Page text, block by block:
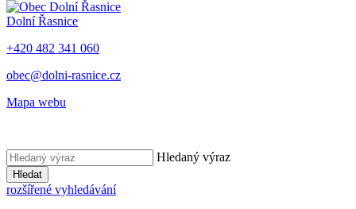
Dolní Řasnice
+420 482 341 060
obec@dolni-rasnice.cz
Mapa webu
Hledaný výraz
Hledat
rozšířené vyhledávání